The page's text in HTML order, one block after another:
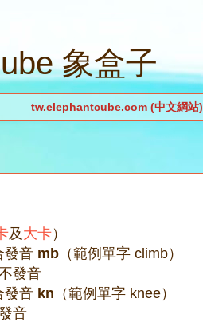
象盒子
tw.elephantcube.com (中文網站)
及 大卡）
發音 mb （範例單字 climb）
發音
發音 kn （範例單字 knee）
音